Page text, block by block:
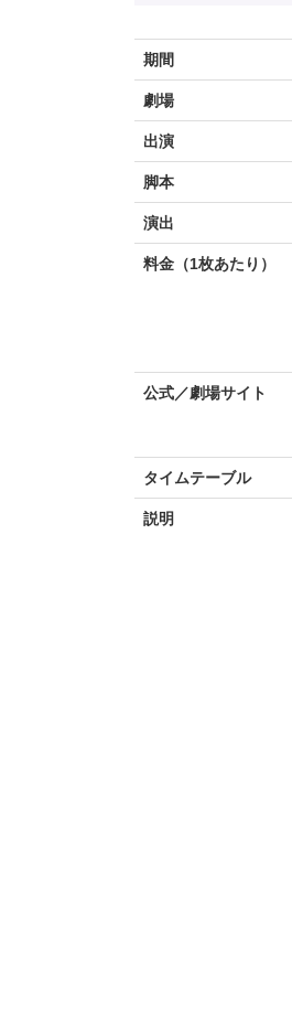
期間
劇場
出演
脚本
演出
料金（1枚あたり）
公式／劇場サイト
タイムテーブル
説明